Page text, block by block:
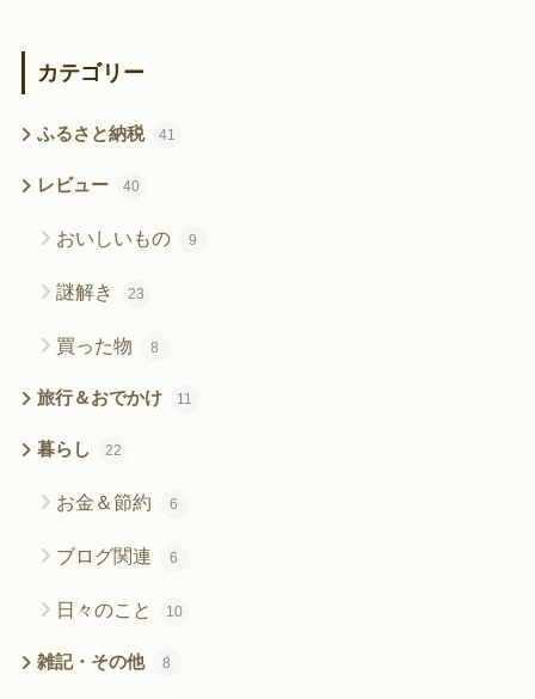
カテゴリー
ふるさと納税 41
レビュー 40
おいしいもの 9
謎解き 23
買った物 8
旅行＆おでかけ 11
暮らし 22
お金＆節約 6
ブログ関連 6
日々のこと 10
雑記・その他 8